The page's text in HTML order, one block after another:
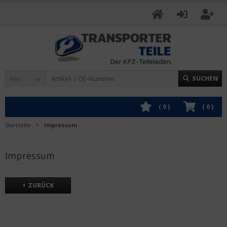
Alle SUCHEN
( 0)
( 0)
Startseite Impressum
Impressum
ZURÜCK